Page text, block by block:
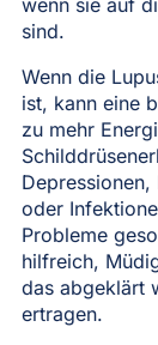
sind.
Wenn die
ist, kann eine
zu mehr
oder
Probleme
hilfreich,
das abgeklärt
ertragen.